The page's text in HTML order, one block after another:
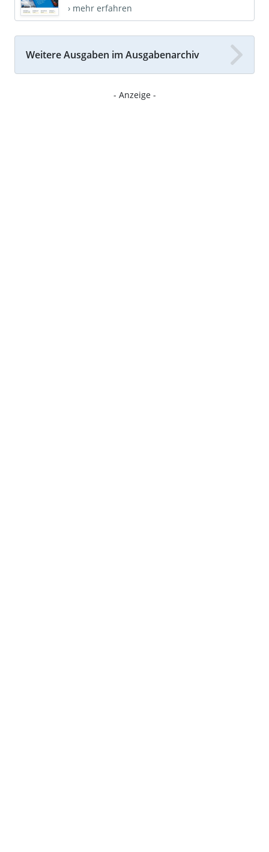
› mehr erfahren
Weitere Ausgaben im Ausgabenarchiv
- Anzeige -